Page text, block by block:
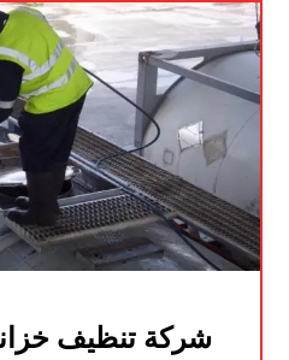
شركة تنظيف